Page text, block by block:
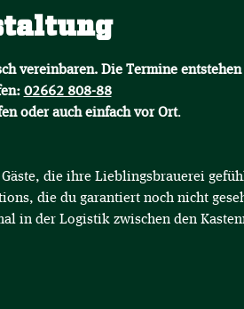
vereinbaren. Die Termine
02662 808-88
oder auch einfach vor Ort.
die ihre Lieblingsbrauerei
die du garantiert noch nicht
in der Logistik zwischen den